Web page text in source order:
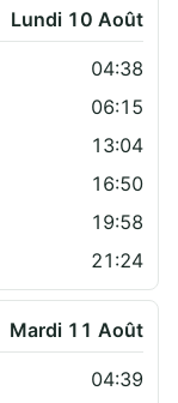
Lundi 10 Août
04:38
06:15
13:04
16:50
19:58
21:24
Mardi 11 Août
04:39